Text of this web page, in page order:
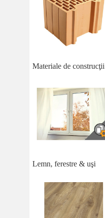
Materiale de construcţii
Lemn, ferestre & uşi